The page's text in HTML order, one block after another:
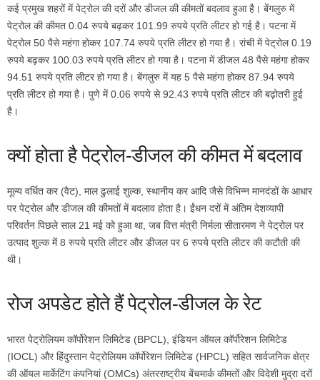
कई प्रमुख शहरों में पेट्रोल की दरों और डीजल की कीमतों बदलाव हुआ है। बेंगलुरु में
पेट्रोल की कीमत 0.04 रुपये बढ़कर 101.99 रुपये प्रति लीटर हो गई है। पटना में
पेट्रोल 50 पैसे महंगा होकर 107.74 रुपये प्रति लीटर हो गया है। रांची में पेट्रोल 0.19
रुपये बढ़कर 100.03 रुपये प्रति लीटर हो गया है। पटना में डीजल 48 पैसे महंगा होकर
94.51 रुपये प्रति लीटर हो गया है। बेंगलुरु में यह 5 पैसे महंगा होकर 87.94 रुपये
प्रति लीटर हो गया है। पुणे में 0.06 रुपये से 92.43 रुपये प्रति लीटर की बढ़ोतरी हुई
है।
क्यों होता है पेट्रोल-डीजल की कीमत में बदलाव
मूल्य वर्धित कर (वैट), माल ढुलाई शुल्क, स्थानीय कर आदि जैसे विभिन्न मानदंडों के आधार
पर पेट्रोल और डीजल की कीमतों में बदलाव होता है। ईंधन दरों में अंतिम देशव्यापी
परिवर्तन पिछले साल 21 मई को हुआ था, जब वित्त मंत्री निर्मला सीतारमण ने पेट्रोल पर
उत्पाद शुल्क में 8 रुपये प्रति लीटर और डीजल पर 6 रुपये प्रति लीटर की कटौती की
थी।
रोज अपडेट होते हैं पेट्रोल-डीजल के रेट
भारत पेट्रोलियम कॉर्पोरेशन लिमिटेड (BPCL), इंडियन ऑयल कॉर्पोरेशन लिमिटेड
(IOCL) और हिंदुस्तान पेट्रोलियम कॉर्पोरेशन लिमिटेड (HPCL) सहित सार्वजनिक क्षेत्र
की ऑयल मार्केटिंग कंपनियां (OMCs) अंतरराष्ट्रीय बेंचमार्क कीमतों और विदेशी मुद्रा दरों